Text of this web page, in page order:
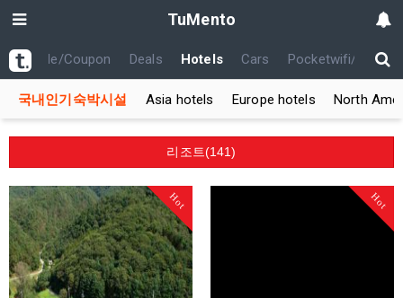
TuMento
Code/Coupon Deals Hotels Cars Pocketwifi/USIM
국내인기숙박시설 Asia hotels Europe hotels North
리조트(141)
Hot Hot